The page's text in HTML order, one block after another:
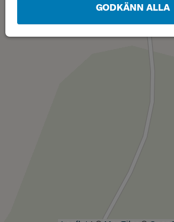
GODKÄNN ALLA